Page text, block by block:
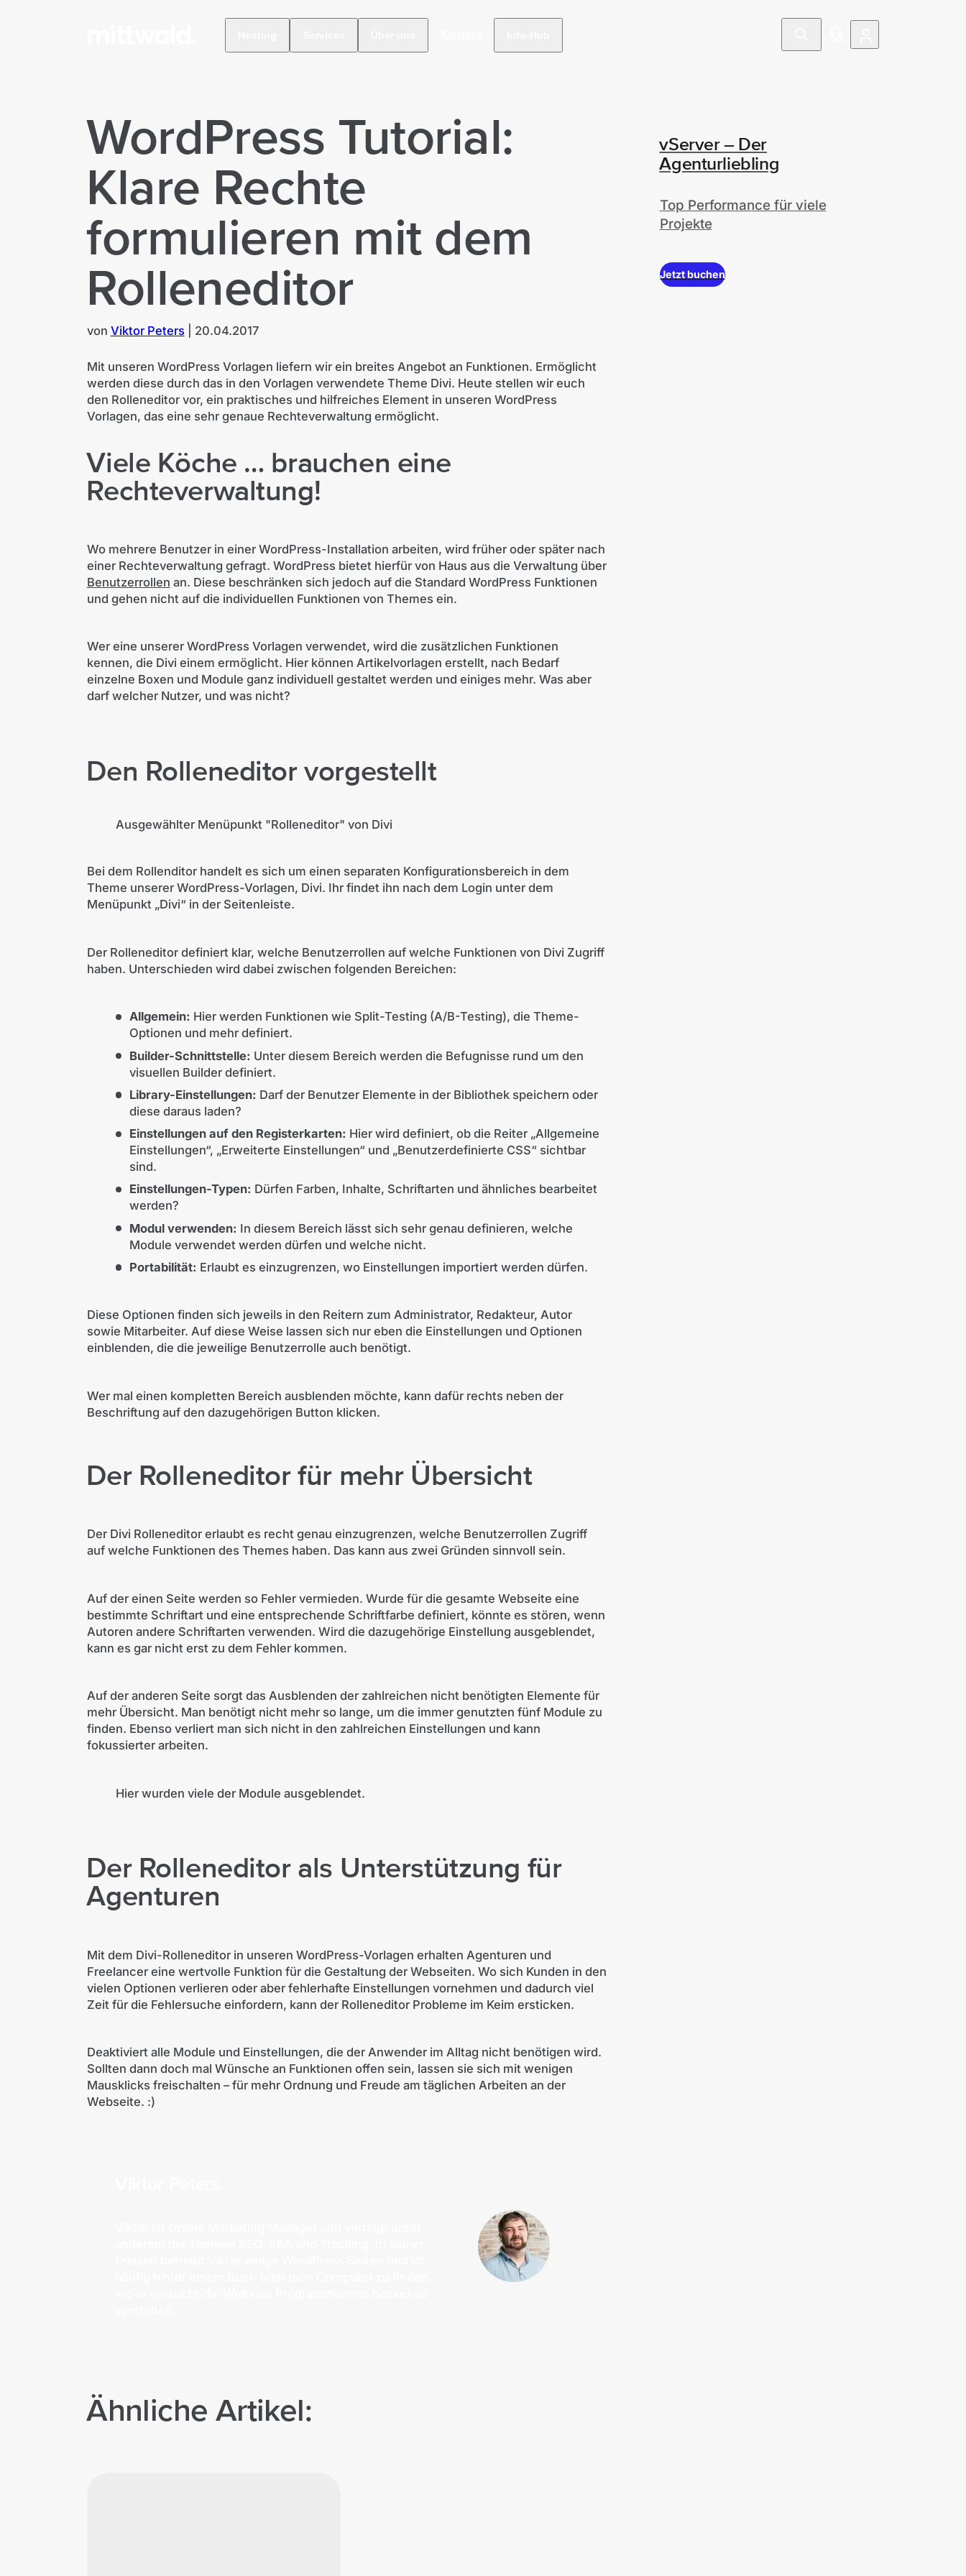
WordPress Tutorial:
Klare Rechte
formulieren mit dem
Rolleneditor
von Viktor Peters| 20.04.2017
Mit unseren WordPress Vorlagen liefern wir ein breites Angebot an Funktionen. Ermöglicht
werden diese durch das in den Vorlagen verwendete Theme Divi. Heute stellen wir euch
den Rolleneditor vor, ein praktisches und hilfreiches Element in unseren WordPress
Vorlagen, das eine sehr genaue Rechteverwaltung ermöglicht.
Viele Köche … brauchen eine
Rechteverwaltung!
Wo mehrere Benutzer in einer WordPress-Installation arbeiten, wird früher oder später nach
einer Rechteverwaltung gefragt. WordPress bietet hierfür von Haus aus die Verwaltung über
Benutzerrollen an. Diese beschränken sich jedoch auf die Standard WordPress Funktionen
und gehen nicht auf die individuellen Funktionen von Themes ein.
Wer eine unserer WordPress Vorlagen verwendet, wird die zusätzlichen Funktionen
kennen, die Divi einem ermöglicht. Hier können Artikelvorlagen erstellt, nach Bedarf
einzelne Boxen und Module ganz individuell gestaltet werden und einiges mehr. Was aber
darf welcher Nutzer, und was nicht?
Den Rolleneditor vorgestellt
Ausgewählter Menüpunkt "Rolleneditor" von Divi
Bei dem Rollenditor handelt es sich um einen separaten Konfigurationsbereich in dem
Theme unserer WordPress-Vorlagen, Divi. Ihr findet ihn nach dem Login unter dem
Menüpunkt „Divi“ in der Seitenleiste.
Der Rolleneditor definiert klar, welche Benutzerrollen auf welche Funktionen von Divi Zugriff
haben. Unterschieden wird dabei zwischen folgenden Bereichen:
Allgemein: Hier werden Funktionen wie Split-Testing (A/B-Testing), die Theme-
Optionen und mehr definiert.
Builder-Schnittstelle: Unter diesem Bereich werden die Befugnisse rund um den
visuellen Builder definiert.
Library-Einstellungen: Darf der Benutzer Elemente in der Bibliothek speichern oder
diese daraus laden?
Einstellungen auf den Registerkarten: Hier wird definiert, ob die Reiter „Allgemeine
Einstellungen“, „Erweiterte Einstellungen“ und „Benutzerdefinierte CSS“ sichtbar
sind.
Einstellungen-Typen: Dürfen Farben, Inhalte, Schriftarten und ähnliches bearbeitet
werden?
Modul verwenden: In diesem Bereich lässt sich sehr genau definieren, welche
Module verwendet werden dürfen und welche nicht.
Portabilität: Erlaubt es einzugrenzen, wo Einstellungen importiert werden dürfen.
Diese Optionen finden sich jeweils in den Reitern zum Administrator, Redakteur, Autor
sowie Mitarbeiter. Auf diese Weise lassen sich nur eben die Einstellungen und Optionen
einblenden, die die jeweilige Benutzerrolle auch benötigt.
Wer mal einen kompletten Bereich ausblenden möchte, kann dafür rechts neben der
Beschriftung auf den dazugehörigen Button klicken.
Der Rolleneditor für mehr Übersicht
Der Divi Rolleneditor erlaubt es recht genau einzugrenzen, welche Benutzerrollen Zugriff
auf welche Funktionen des Themes haben. Das kann aus zwei Gründen sinnvoll sein.
Auf der einen Seite werden so Fehler vermieden. Wurde für die gesamte Webseite eine
bestimmte Schriftart und eine entsprechende Schriftfarbe definiert, könnte es stören, wenn
Autoren andere Schriftarten verwenden. Wird die dazugehörige Einstellung ausgeblendet,
kann es gar nicht erst zu dem Fehler kommen.
Auf der anderen Seite sorgt das Ausblenden der zahlreichen nicht benötigten Elemente für
mehr Übersicht. Man benötigt nicht mehr so lange, um die immer genutzten fünf Module zu
finden. Ebenso verliert man sich nicht in den zahlreichen Einstellungen und kann
fokussierter arbeiten.
Hier wurden viele der Module ausgeblendet.
Der Rolleneditor als Unterstützung für
Agenturen
Mit dem Divi-Rolleneditor in unseren WordPress-Vorlagen erhalten Agenturen und
Freelancer eine wertvolle Funktion für die Gestaltung der Webseiten. Wo sich Kunden in den
vielen Optionen verlieren oder aber fehlerhafte Einstellungen vornehmen und dadurch viel
Zeit für die Fehlersuche einfordern, kann der Rolleneditor Probleme im Keim ersticken.
Deaktiviert alle Module und Einstellungen, die der Anwender im Alltag nicht benötigen wird.
Sollten dann doch mal Wünsche an Funktionen offen sein, lassen sie sich mit wenigen
Mausklicks freischalten – für mehr Ordnung und Freude am täglichen Arbeiten an der
Webseite. :)
Ähnliche Artikel:
vServer – Der
Agenturliebling
Top Performance für viele
Projekte
Jetzt buchen